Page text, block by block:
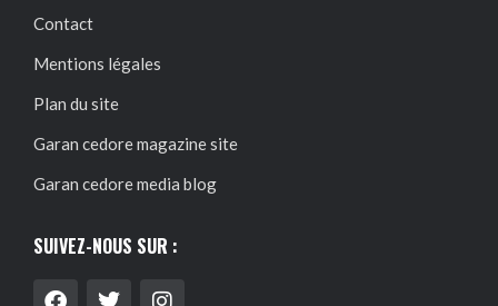
Contact
Mentions légales
Plan du site
Garan cedore magazine site
Garan cedore media blog
SUIVEZ-NOUS SUR :